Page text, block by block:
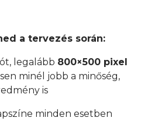
a tervezés során:
legalább 800×500 pixel
minél jobb a minőség,
is
minden esetben